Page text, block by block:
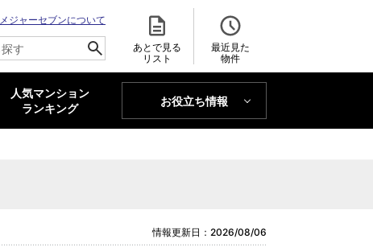
メジャーセブンについて
あとで見る
リスト
最近見た
物件
人気マンション
ランキング
お役立ち情報
MAJOR'S BLOG
情報更新日：2026/08/06